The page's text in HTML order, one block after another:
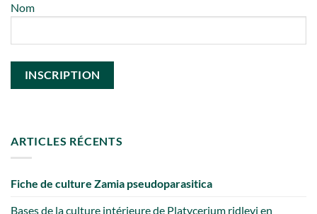
Nom
ARTICLES RÉCENTS
Fiche de culture Zamia pseudoparasitica
Bases de la culture intérieure de Platycerium ridleyi en